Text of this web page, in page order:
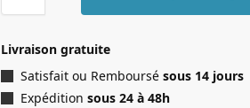
Livraison gratuite
Satisfait ou Remboursésous 14 jours
Expédition sous 24 à 48h